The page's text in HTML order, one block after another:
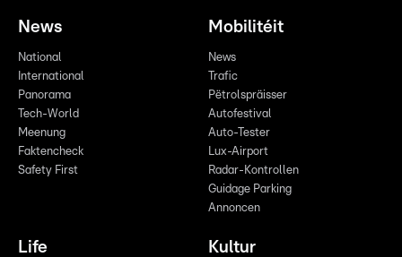
News
National
International
Panorama
Tech-World
Meenung
Faktencheck
Safety First
Mobilitéit
News
Trafic
Pëtrolspräisser
Autofestival
Auto-Tester
Lux-Airport
Radar-Kontrollen
Guidage Parking
Annoncen
Life Kultur